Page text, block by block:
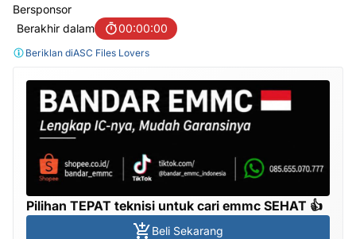
Bersponsor
Berakhir dalam
00:00:00
Beriklan diASC Files Lovers
Pilihan TEPAT teknisi untuk cari emmc SEHAT 👍
Beli Sekarang